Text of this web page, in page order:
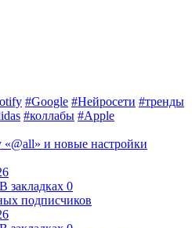
#Google #Нейросети #тренды
#коллабы #Apple
и новые настройки
В закладках 0
подписчиков